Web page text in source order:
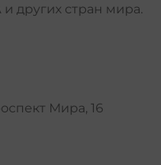
других стран мира.
Мира, 16